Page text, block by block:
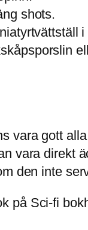
shots.
vara gott
vara direkt
den inte
på Sci-fi